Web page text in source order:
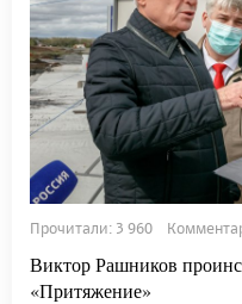
Прочитали: 3 960
Виктор Рашников
«Притяжение»